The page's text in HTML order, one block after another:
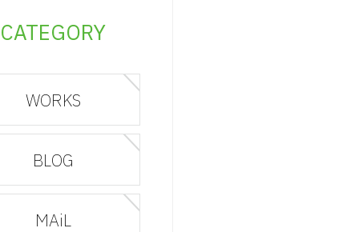
CATEGORY
WORKS
BLOG
MAiL